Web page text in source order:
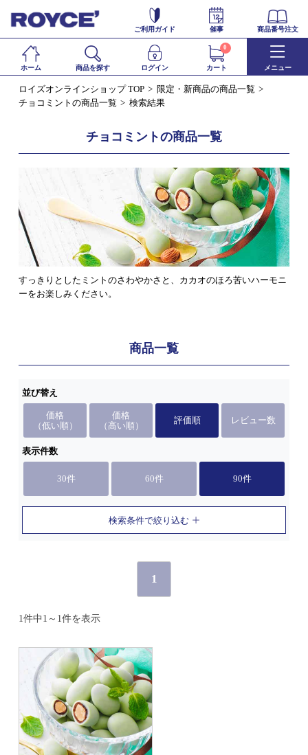
ご利用ガイド 催事 商品番号注文
ホーム 商品を探す ログイン カート
0
メニュー
ロイズオンラインショップ TOP
限定・新商品の商品一覧
チョコミントの商品一覧
検索結果
チョコミントの商品一覧
すっきりとしたミントのさわやかさと、カカオのほろ苦いハーモニ
ーをお楽しみください。
商品一覧
並び替え
価格
（低い順）
価格
（高い順）
評価順 レビュー数
表示件数
30件 60件 90件
検索条件で絞り込む
1
1件中1～1件を表示